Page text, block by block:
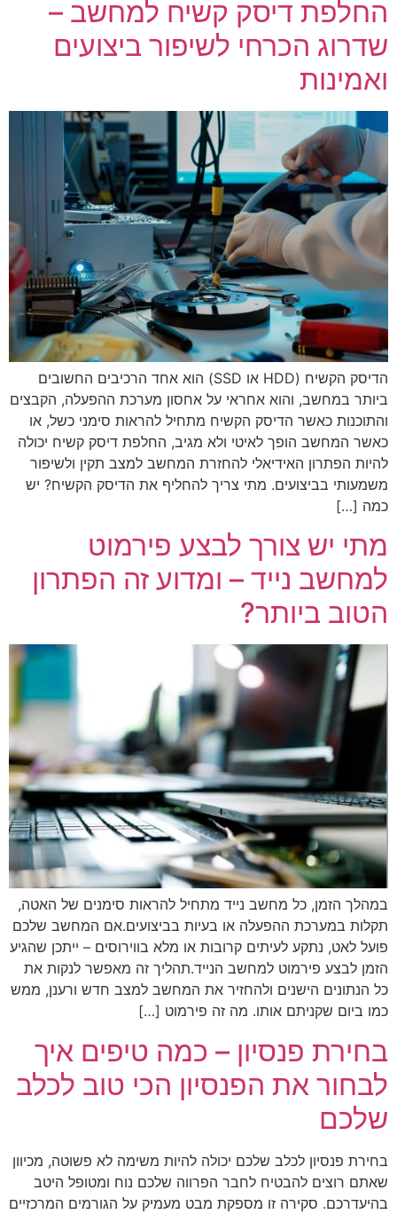
החלפת דיסק קשיח למחשב –
שדרוג הכרחי לשיפור ביצועים
ואמינות
הדיסק הקשיח (HDD או SSD) הוא אחד הרכיבים החשובים
ביותר במחשב, והוא אחראי על אחסון מערכת ההפעלה, הקבצים
והתוכנות כאשר הדיסק הקשיח מתחיל להראות סימני כשל, או
כאשר המחשב הופך לאיטי ולא מגיב, החלפת דיסק קשיח יכולה
להיות הפתרון האידיאלי להחזרת המחשב למצב תקין ולשיפור
משמעותי בביצועים. מתי צריך להחליף את הדיסק הקשיח? יש
כמה […]
מתי יש צורך לבצע פירמוט
למחשב נייד – ומדוע זה הפתרון
הטוב ביותר?
במהלך הזמן, כל מחשב נייד מתחיל להראות סימנים של האטה,
תקלות במערכת ההפעלה או בעיות בביצועים.אם המחשב שלכם
פועל לאט, נתקע לעיתים קרובות או מלא בווירוסים – ייתכן שהגיע
הזמן לבצע פירמוט למחשב הנייד.תהליך זה מאפשר לנקות את
כל הנתונים הישנים ולהחזיר את המחשב למצב חדש ורענן, ממש
כמו ביום שקניתם אותו. מה זה פירמוט […]
בחירת פנסיון – כמה טיפים איך
לבחור את הפנסיון הכי טוב לכלב
שלכם
בחירת פנסיון לכלב שלכם יכולה להיות משימה לא פשוטה, מכיוון
שאתם רוצים להבטיח לחבר הפרווה שלכם נוח ומטופל היטב
בהיעדרכם. סקירה זו מספקת מבט מעמיק על הגורמים המרכזיים